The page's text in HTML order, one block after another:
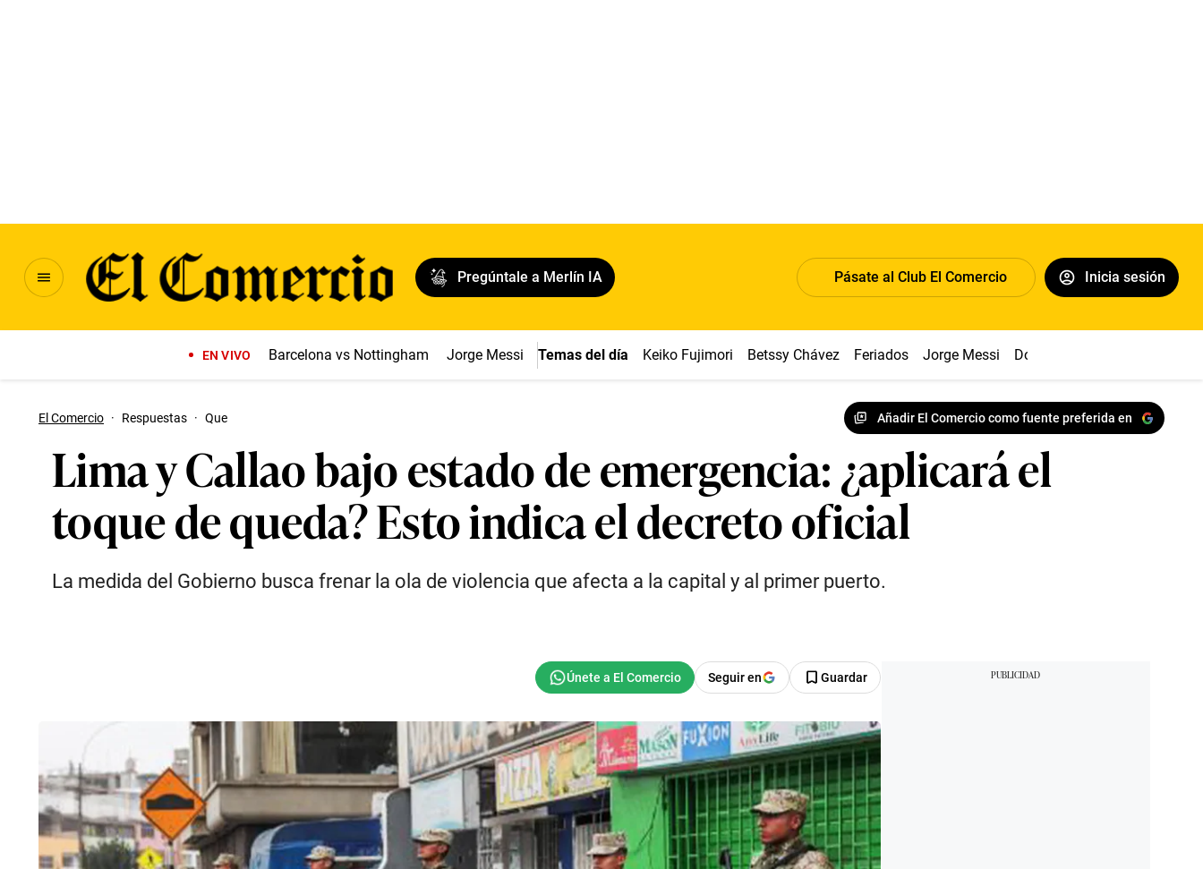
Pregúntale a Merlín IA Pásate al Club El Comercio Inicia sesión
EN VIVO Barcelona vs Nottingham Jorge Messi Temas del día Keiko Fujimori Betssy Chávez Feriados Jorge Messi Dólar
El Comercio · Respuestas · Que Añadir El Comercio como fuente preferida en
Lima y Callao bajo estado de emergencia: ¿aplicará el
toque de queda? Esto indica el decreto oficial
La medida del Gobierno busca frenar la ola de violencia que afecta a la capital y al primer puerto.
Seguir en Guardar